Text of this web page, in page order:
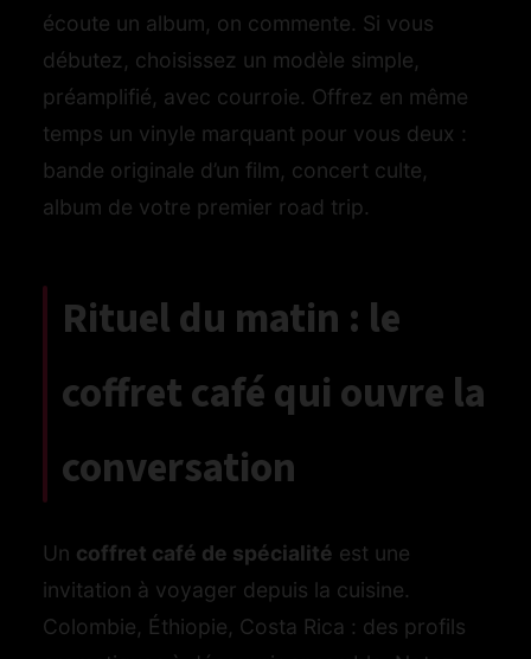
écoute un album, on commente. Si vous
débutez, choisissez un modèle simple,
préamplifié, avec courroie. Offrez en même
temps un vinyle marquant pour vous deux :
bande originale d’un film, concert culte,
album de votre premier road trip.
Rituel du matin : le
coffret café qui ouvre la
conversation
Un coffret café de spécialité est une
invitation à voyager depuis la cuisine.
Colombie, Éthiopie, Costa Rica : des profils